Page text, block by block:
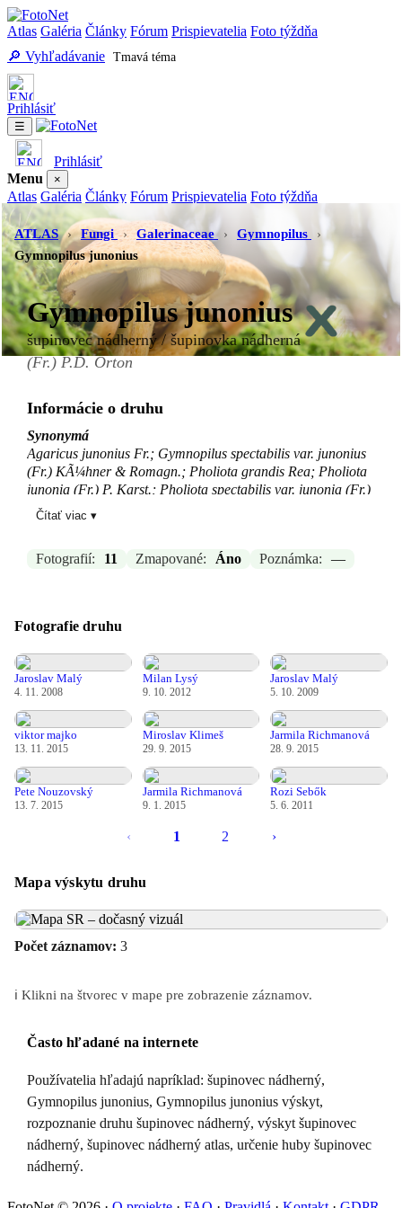
Atlas Galéria Články Fórum Prispievatelia Foto týždňa
🔎 Vyhľadávanie Tmavá téma
Prihlásiť
☰
Prihlásiť
Menu
×
Atlas Galéria Články Fórum Prispievatelia Foto týždňa
Vyhľadávanie
Tmavá téma
ATLAS › Fungi › Galerinaceae › Gymnopilus
›
Gymnopilus junonius
Gymnopilus junonius
šupinovec nádherný / šupinovka nádherná
(Fr.) P.D. Orton
Informácie o druhu
Synonymá
Agaricus junonius Fr.; Gymnopilus spectabilis var. junonius
(Fr.) KÃ¼hner & Romagn.; Pholiota grandis Rea; Pholiota
junonia (Fr.) P. Karst.; Pholiota spectabilis var. junonia (Fr.)
J.E. Lange
Čítať viac ▾
Fotografií: 11 Zmapované: Áno Poznámka: —
Fotografie druhu
Jaroslav Malý
4. 11. 2008
Milan Lysý
9. 10. 2012
Jaroslav Malý
5. 10. 2009
viktor majko
13. 11. 2015
Miroslav Klimeš
29. 9. 2015
Jarmila Richmanová
28. 9. 2015
Pete Nouzovský
13. 7. 2015
Jarmila Richmanová
9. 1. 2015
Rozi Sebők
5. 6. 2011
‹ 1 2 ›
Mapa výskytu druhu
Počet záznamov: 3
ℹ️ Klikni na štvorec v mape pre zobrazenie záznamov.
Často hľadané na internete
Používatelia hľadajú napríklad: šupinovec nádherný,
Gymnopilus junonius, Gymnopilus junonius výskyt,
rozpoznanie druhu šupinovec nádherný, výskyt šupinovec
nádherný, šupinovec nádherný atlas, určenie huby šupinovec
nádherný.